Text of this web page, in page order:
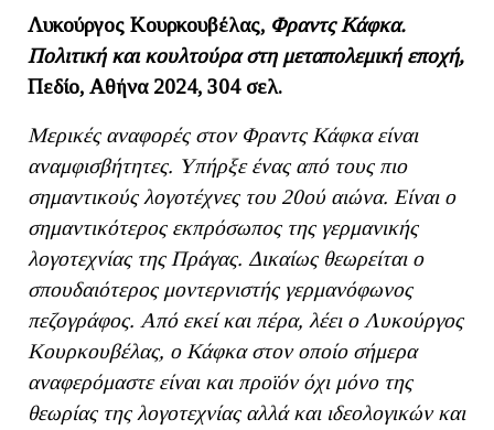
Λυκούργος Κουρκουβέλας, Φραντς Κάφκα.
Πολιτική και κουλτούρα στη μεταπολεμική εποχή,
Πεδίο, Αθήνα 2024, 304 σελ.
Μερικές αναφορές στον Φραντς Κάφκα είναι
αναμφισβήτητες. Υπήρξε ένας από τους πιο
σημαντικούς λογοτέχνες του 20ού αιώνα. Είναι ο
σημαντικότερος εκπρόσωπος της γερμανικής
λογοτεχνίας της Πράγας. Δικαίως θεωρείται ο
σπουδαιότερος μοντερνιστής γερμανόφωνος
πεζογράφος. Από εκεί και πέρα, λέει ο Λυκούργος
Κουρκουβέλας, ο Κάφκα στον οποίο σήμερα
αναφερόμαστε είναι και προϊόν όχι μόνο της
θεωρίας της λογοτεχνίας αλλά και ιδεολογικών και